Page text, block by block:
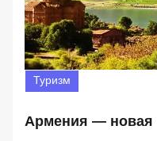
Туризм
Армения — новая